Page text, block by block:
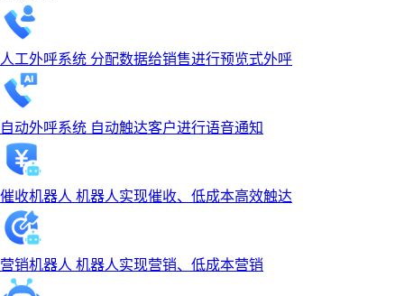
人工外呼系统 分配数据给销售进行预览式外呼
自动外呼系统 自动触达客户进行语音通知
催收机器人 机器人实现催收、低成本高效触达
营销机器人 机器人实现营销、低成本营销